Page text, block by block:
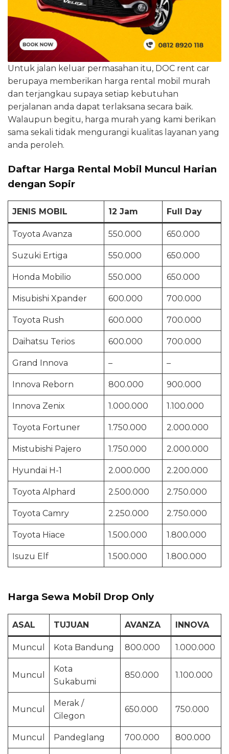
Untuk jalan keluar permasahan itu, DOC rent car
berupaya memberikan harga rental mobil murah
dan terjangkau supaya setiap kebutuhan
perjalanan anda dapat terlaksana secara baik.
Walaupun begitu, harga murah yang kami berikan
sama sekali tidak mengurangi kualitas layanan yang
anda peroleh.
Daftar Harga Rental Mobil Muncul Harian
dengan Sopir
JENIS MOBIL 12 Jam Full Day
Toyota Avanza 550.000 650.000
Suzuki Ertiga 550.000 650.000
Honda Mobilio 550.000 650.000
Misubishi Xpander 600.000 700.000
Toyota Rush 600.000 700.000
Daihatsu Terios 600.000 700.000
Grand Innova – –
Innova Reborn 800.000 900.000
Innova Zenix 1.000.000 1.100.000
Toyota Fortuner 1.750.000 2.000.000
Mistubishi Pajero 1.750.000 2.000.000
Hyundai H-1 2.000.000 2.200.000
Toyota Alphard 2.500.000 2.750.000
Toyota Camry 2.250.000 2.750.000
Toyota Hiace 1.500.000 1.800.000
Isuzu Elf 1.500.000 1.800.000
Harga Sewa Mobil Drop Only
ASAL TUJUAN AVANZA INNOVA
Muncul Kota Bandung 800.000 1.000.000
Muncul
Kota
Sukabumi
850.000 1.100.000
Muncul
Merak /
Cilegon
650.000 750.000
Muncul Pandeglang 700.000 800.000